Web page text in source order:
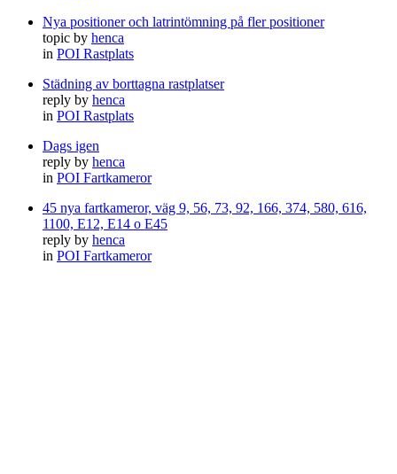
Nya positioner och latrintömning på fler positioner
topic by henca
in POI Rastplats
Städning av borttagna rastplatser
reply by henca
in POI Rastplats
Dags igen
reply by henca
in POI Fartkameror
45 nya fartkameror, väg 9, 56, 73, 92, 166, 374, 580, 616,
1100, E12, E14 o E45
reply by henca
in POI Fartkameror